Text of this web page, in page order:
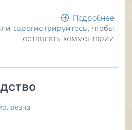
Подробнее
зарегистрируйтесь, чтобы
оставлять комментарии